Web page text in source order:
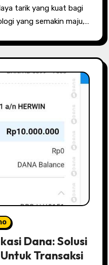
tarik yang kuat bagi
yang semakin maju,…
Dana: Solusi
Transaksi